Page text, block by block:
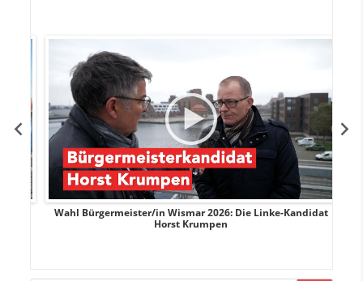
Wahl Bürgermeister/in Wismar 2026: Die Linke-Kandidat
Horst Krumpen